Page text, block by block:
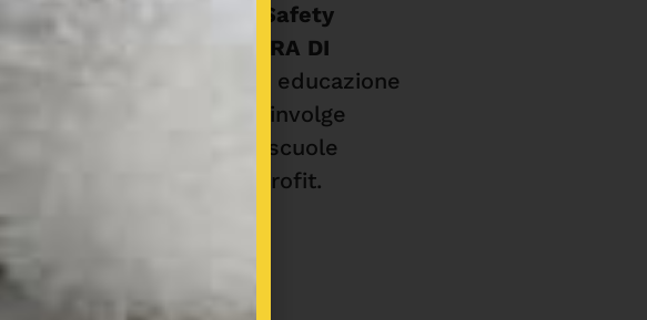
Italia e The Human Safety
ORA DI
, progetto di educazione
per i bambini che coinvolge
, scuole
primarie e reti non profit.
File scaricabili